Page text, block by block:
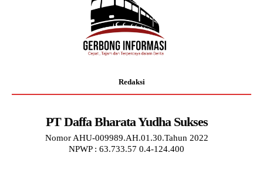
Redaksi
PT Daffa Bharata Yudha Sukses
Nomor AHU-009989.AH.01.30.Tahun 2022
NPWP : 63.733.57 0.4-124.400